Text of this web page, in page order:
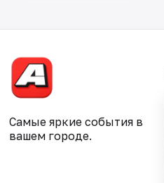
Самые яркие события в
вашем городе.